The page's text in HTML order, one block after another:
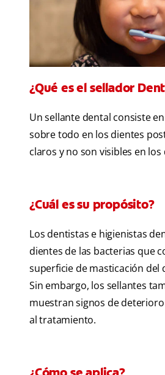
¿Qué es el sellador
Un sellante dental consiste
sobre todo en los dientes
claros y no son visibles en
¿Cuál es su propósito?
Los dentistas e higienistas
dientes de las bacterias que
superficie de masticación
Sin embargo, los sellantes
muestran signos de
al tratamiento.